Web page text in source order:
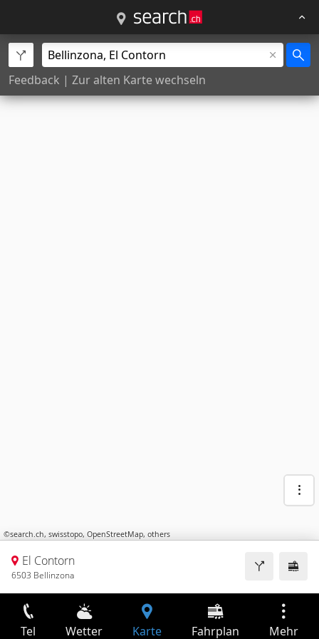
Feedback | Zur alten Karte wechseln
©search.ch, swisstopo, OpenStreetMap, others
El Contorn
6503 Bellinzona
Tel Wetter Karte Fahrplan Mehr